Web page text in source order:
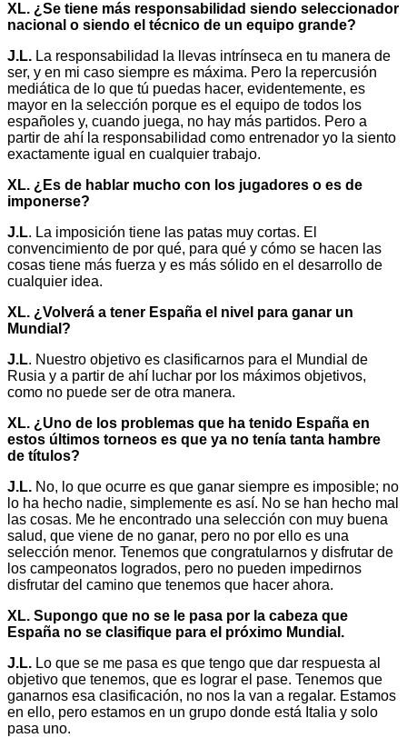
XL. ¿Se tiene más responsabilidad siendo seleccionador
nacional o siendo el técnico de un equipo grande?
J.L. La responsabilidad la llevas intrínseca en tu manera de
ser, y en mi caso siempre es máxima. Pero la repercusión
mediática de lo que tú puedas hacer, evidentemente, es
mayor en la selección porque es el equipo de todos los
españoles y, cuando juega, no hay más partidos. Pero a
partir de ahí la responsabilidad como entrenador yo la siento
exactamente igual en cualquier trabajo.
XL. ¿Es de hablar mucho con los jugadores o es de
imponerse?
J.L. La imposición tiene las patas muy cortas. El
convencimiento de por qué, para qué y cómo se hacen las
cosas tiene más fuerza y es más sólido en el desarrollo de
cualquier idea.
XL. ¿Volverá a tener España el nivel para ganar un
Mundial?
J.L. Nuestro objetivo es clasificarnos para el Mundial de
Rusia y a partir de ahí luchar por los máximos objetivos,
como no puede ser de otra manera.
XL. ¿Uno de los problemas que ha tenido España en
estos últimos torneos es que ya no tenía tanta hambre
de títulos?
J.L. No, lo que ocurre es que ganar siempre es imposible; no
lo ha hecho nadie, simplemente es así. No se han hecho mal
las cosas. Me he encontrado una selección con muy buena
salud, que viene de no ganar, pero no por ello es una
selección menor. Tenemos que congratularnos y disfrutar de
los campeonatos logrados, pero no pueden impedirnos
disfrutar del camino que tenemos que hacer ahora.
XL. Supongo que no se le pasa por la cabeza que
España no se clasifique para el próximo Mundial.
J.L. Lo que se me pasa es que tengo que dar respuesta al
objetivo que tenemos, que es lograr el pase. Tenemos que
ganarnos esa clasificación, no nos la van a regalar. Estamos
en ello, pero estamos en un grupo donde está Italia y solo
pasa uno.